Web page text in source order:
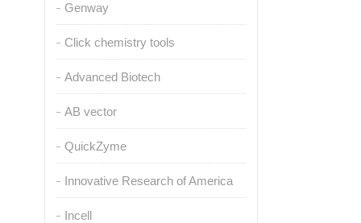
Genway
Click chemistry tools
Advanced Biotech
AB vector
QuickZyme
Innovative Research of America
Incell